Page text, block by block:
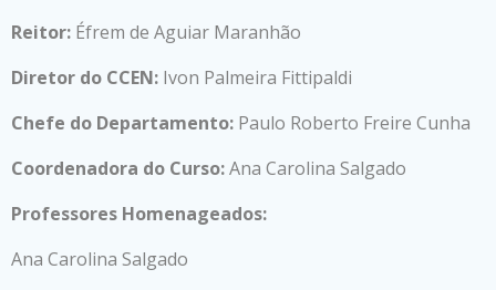
Reitor: Éfrem de Aguiar Maranhão
Diretor do CCEN: Ivon Palmeira Fittipaldi
Chefe do Departamento: Paulo Roberto Freire Cunha
Coordenadora do Curso:Ana Carolina Salgado
Professores Homenageados:
Ana Carolina Salgado